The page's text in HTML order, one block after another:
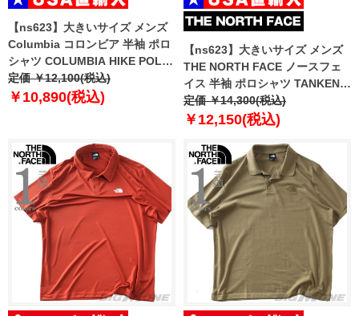
【ns623】大きいサイズ メンズ
Columbia コロンビア 半袖 ポロ
シャツ COLUMBIA HIKE POLO
USA直輸入 1990401
定価 ￥12,100(税込)
￥10,890(税込)
【ns623】大きいサイズ メンズ
THE NORTH FACE ノースフェ
イス 半袖 ポロシャツ TANKEN
POLO USA直輸入 nf0a2waz-
0uz
定価 ￥14,300(税込)
￥12,150(税込)